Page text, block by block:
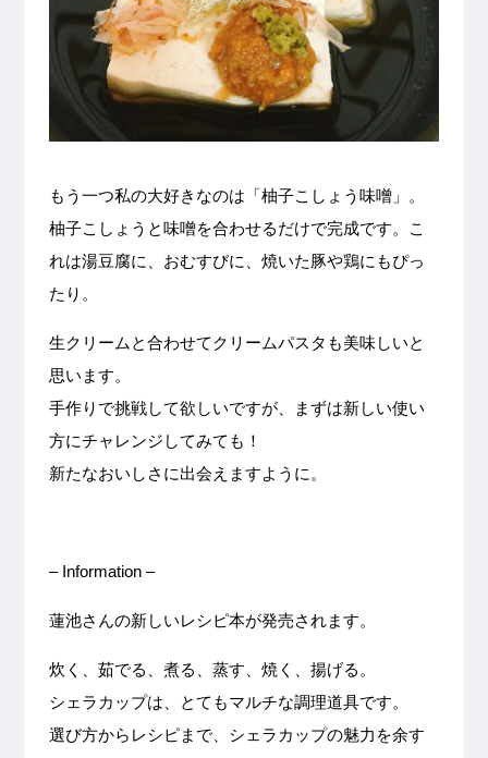
もう一つ私の大好きなのは「柚子こしょう味噌」。
柚子こしょうと味噌を合わせるだけで完成です。こ
れは湯豆腐に、おむすびに、焼いた豚や鶏にもぴっ
たり。
生クリームと合わせてクリームパスタも美味しいと
思います。
手作りで挑戦して欲しいですが、まずは新しい使い
方にチャレンジしてみても！
新たなおいしさに出会えますように。
– Information –
蓮池さんの新しいレシピ本が発売されます。
炊く、茹でる、煮る、蒸す、焼く、揚げる。
シェラカップは、とてもマルチな調理道具です。
選び方からレシピまで、シェラカップの魅力を余す